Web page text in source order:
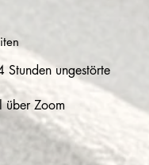
Stunden ungestörte
über Zoom